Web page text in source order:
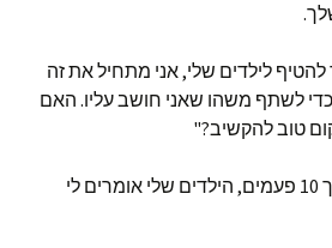
לילדים שלי, אני מתחיל את זה
30 שניות כדי לשתף משהו שאני חושב עליו. האם
טוב להקשיב?"
ואתה יודעים מה? 9 מתוך 10 פעמים, הילדים שלי אומרים לי